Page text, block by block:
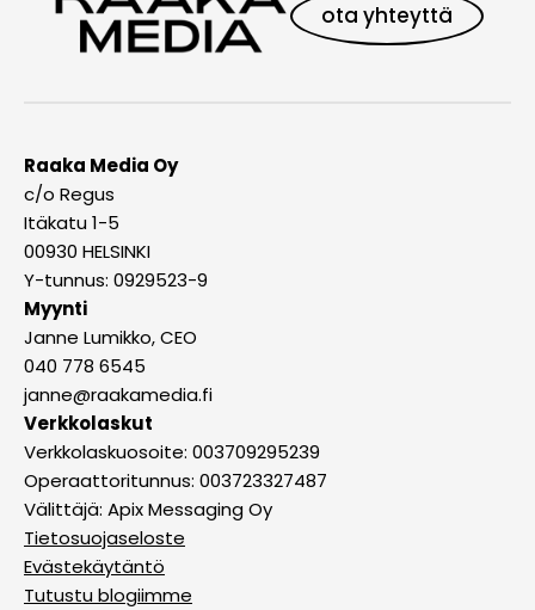
ota yhteyttä
Raaka Media Oy
c/o Regus
Itäkatu 1-5
00930 HELSINKI
Y-tunnus: 0929523-9
Myynti
Janne Lumikko, CEO
040 778 6545
janne@raakamedia.fi
Verkkolaskut
Verkkolaskuosoite: 003709295239
Operaattoritunnus: 003723327487
Välittäjä: Apix Messaging Oy
Tietosuojaseloste
Evästekäytäntö
Tutustu blogiimme